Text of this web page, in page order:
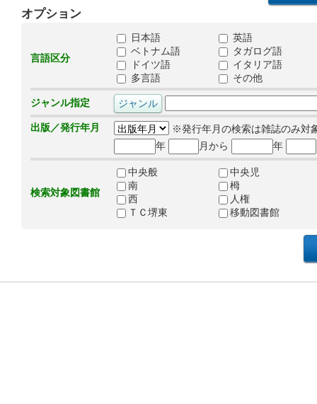
オプション
言語区分
日本語
英語
ベトナム語
タガログ語
ドイツ語
イタリア語
多言語
その他
ジャンル指定
出版／発行年月
※発行年月の検索は雑誌のみ対
年
月から 年
検索対象図書館
中央般
中央児
南
栂
西
人権
ＴＣ堺東
移動図書館